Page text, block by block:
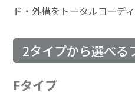
ド・外構をトータルコーデ
2タイプから選べる
Fタイプ